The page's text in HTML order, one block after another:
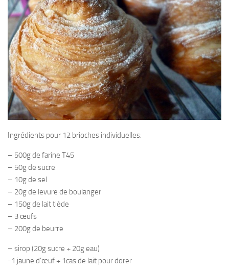
Ingrédients pour 12 brioches individuelles:
– 500g de farine T45
– 50g de sucre
– 10g de sel
– 20g de levure de boulanger
– 150g de lait tiède
– 3 œufs
– 200g de beurre
– sirop (20g sucre + 20g eau)
-1 jaune d’œuf + 1cas de lait pour dorer